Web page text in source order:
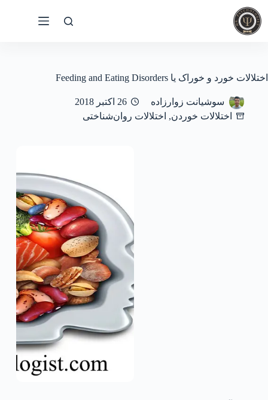
پرش
به
محتوا
اختلالات خورد و خوراک یا Feeding and Eating Disorders
سوشیانت زوارزاده
26 اکتبر 2018
اختلالات خوردن, اختلالات روان‌شناختی